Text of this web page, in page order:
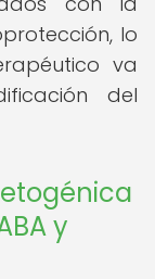
lo
va
del
y